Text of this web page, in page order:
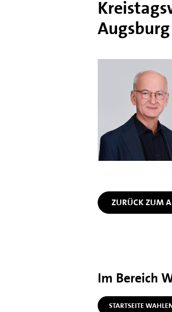
Augsburg
ZURÜCK ZUM
Im Bereich
STARTSEITE